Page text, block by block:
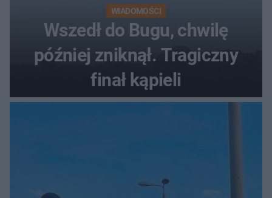
WIADOMOŚCI
Wszedł do Bugu, chwilę
później zniknął. Tragiczny
finał kąpieli